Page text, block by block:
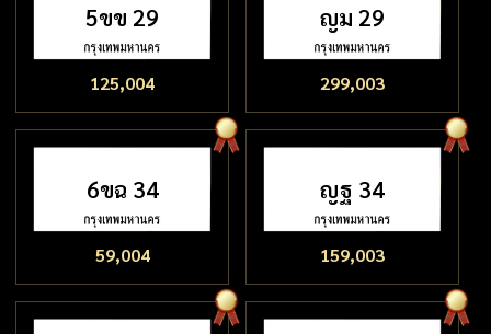
5ขข 29
125,004
ญม 29
299,003
6ขฉ 34
59,004
ญฐ 34
159,003